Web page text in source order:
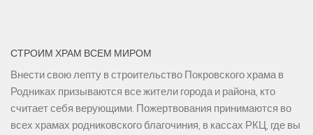
СТРОИМ ХРАМ ВСЕМ МИРОМ
Внести свою лепту в строительство Покровского храма в
Родниках призываются все жители города и района, кто
считает себя верующими. Пожертвования принимаются во
всех храмах родниковского благочиния, в кассах РКЦ, где вы